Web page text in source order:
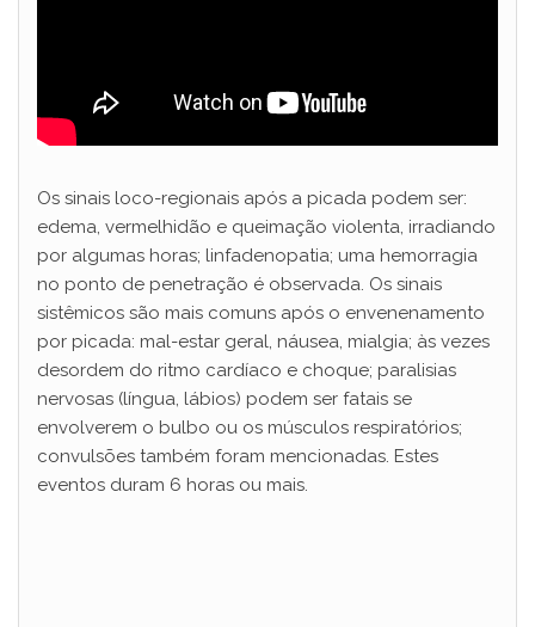
Os sinais loco-regionais após a picada podem ser:
edema, vermelhidão e queimação violenta, irradiando
por algumas horas; linfadenopatia; uma hemorragia
no ponto de penetração é observada. Os sinais
sistêmicos são mais comuns após o envenenamento
por picada: mal-estar geral, náusea, mialgia; às vezes
desordem do ritmo cardíaco e choque; paralisias
nervosas (língua, lábios) podem ser fatais se
envolverem o bulbo ou os músculos respiratórios;
convulsões também foram mencionadas. Estes
eventos duram 6 horas ou mais.